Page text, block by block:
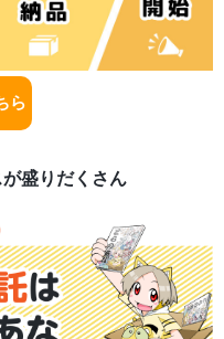
ら
盛りだくさん